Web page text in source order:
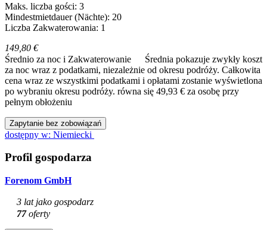
Maks. liczba gości: 3
Mindestmietdauer (Nächte): 20
Liczba Zakwaterowania: 1
149,80 €
Średnio za noc i Zakwaterowanie
Średnia pokazuje zwykły koszt
za noc wraz z podatkami, niezależnie od okresu podróży. Całkowita
cena wraz ze wszystkimi podatkami i opłatami zostanie wyświetlona
po wybraniu okresu podróży. równa się 49,93 € za osobę przy
pełnym obłożeniu
Zapytanie bez zobowiązań
dostępny w: Niemiecki
Profil gospodarza
Forenom GmbH
3 lat jako gospodarz
77oferty